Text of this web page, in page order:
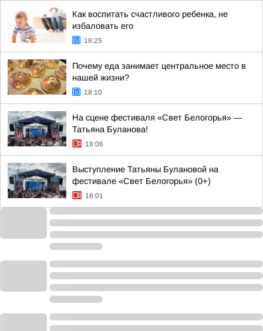
Как воспитать счастливого ребенка, не
избаловать его
18:25
Почему еда занимает центральное место в
нашей жизни?
18:10
На сцене фестиваля «Свет Белогорья» —
Татьяна Буланова!
18:06
Выступление Татьяны Булановой на
фестивале «Свет Белогорья» (0+)
18:01